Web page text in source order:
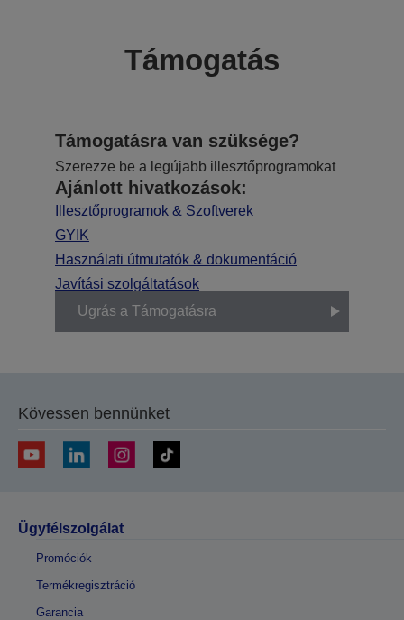
Támogatás
Támogatásra van szüksége?
Szerezze be a legújabb illesztőprogramokat
Ajánlott hivatkozások:
Illesztőprogramok & Szoftverek
GYIK
Használati útmutatók & dokumentáció
Javítási szolgáltatások
Ugrás a Támogatásra
Kövessen bennünket
Ügyfélszolgálat
Promóciók
Termékregisztráció
Garancia